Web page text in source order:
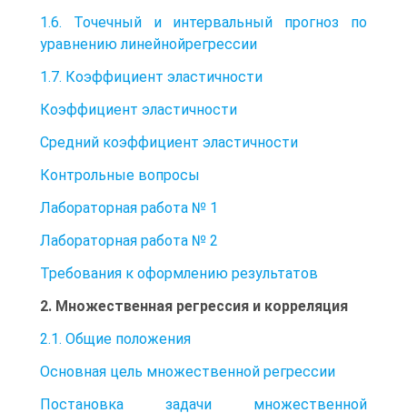
1.6. Точечный и интервальный прогноз по
уравнению линейнойрегрессии
1.7. Коэффициент эластичности
Коэффициент эластичности
Средний коэффициент эластичности
Контрольные вопросы
Лабораторная работа № 1
Лабораторная работа № 2
Требования к оформлению результатов
2. Множественная регрессия и корреляция
2.1. Общие положения
Основная цель множественной регрессии
Постановка задачи множественной